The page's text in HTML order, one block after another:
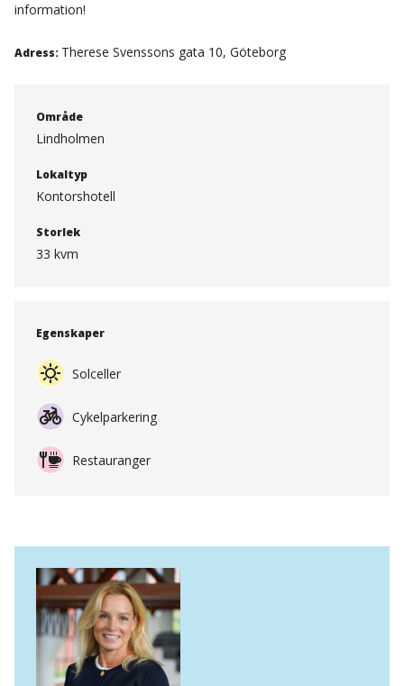
information!
Adress: Therese Svenssons gata 10, Göteborg
Område
Lindholmen
Lokaltyp
Kontorshotell
Storlek
33 kvm
Egenskaper
Solceller
Cykelparkering
Restauranger
Uthyrningsansvarig